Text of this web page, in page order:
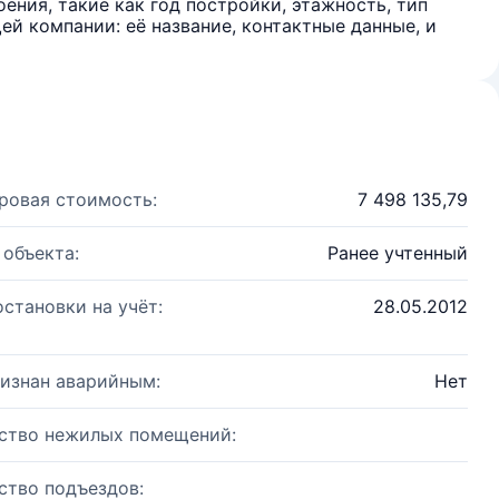
такие как год постройки, этажность, тип
компании: её название, контактные данные, и
стоимость: 7 498 135,79
Ранее учтенный
на учёт: 28.05.2012
аварийным: Нет
нежилых помещений:
подъездов: